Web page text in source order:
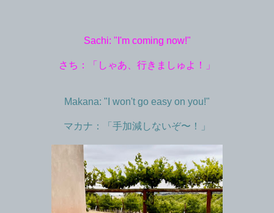
Sachi: "I'm coming now!"
さち：「しゃあ、行きましゅよ！」
Makana: "I won't go easy on you!"
マカナ：「手加減しないぞ〜！」